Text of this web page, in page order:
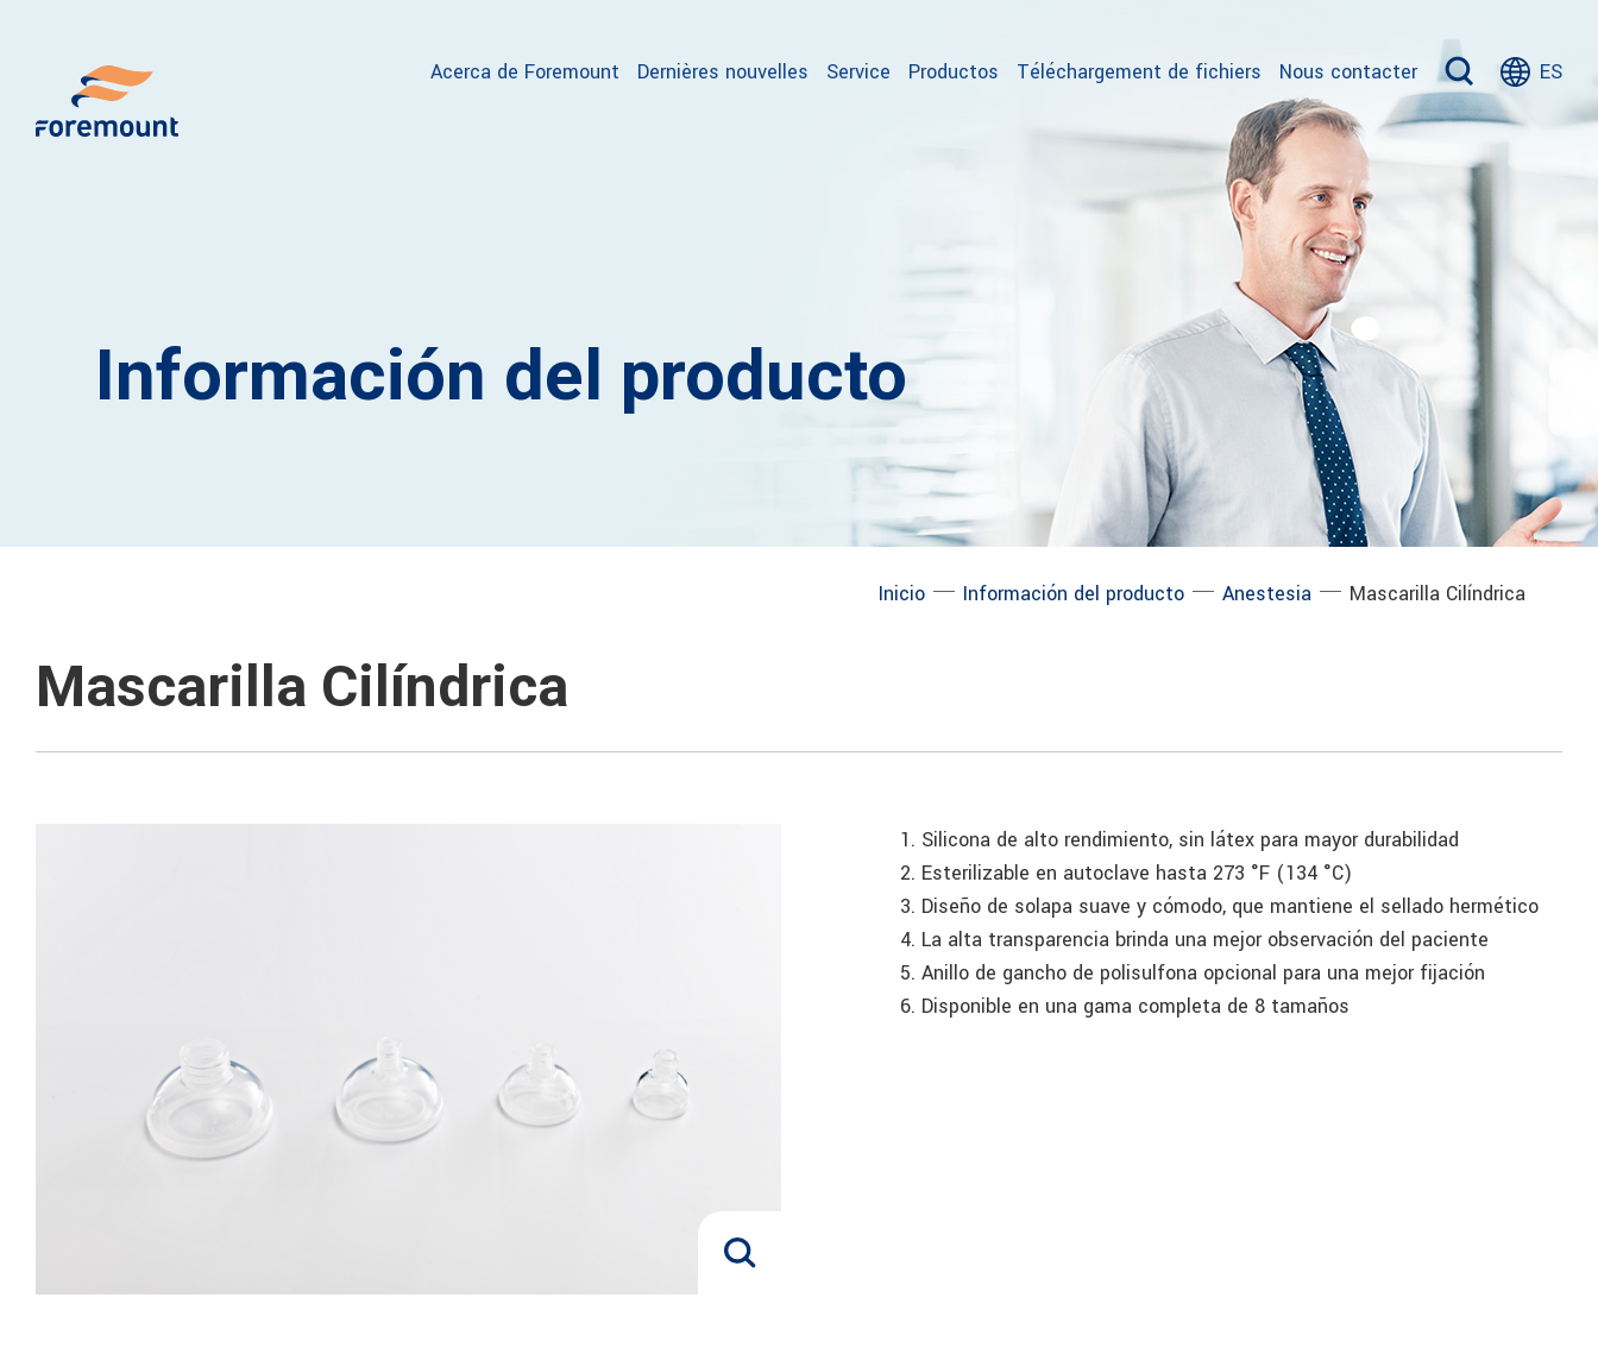
Acerca de Foremount Dernières nouvelles Service Productos Téléchargement de fichiers Nous contacter ES
Información del producto
Inicio ─ Información del producto ─ Anestesia ─ Mascarilla Cilíndrica
Mascarilla Cilíndrica
1. Silicona de alto rendimiento, sin látex para mayor durabilidad
2. Esterilizable en autoclave hasta 273 °F (134 °C)
3. Diseño de solapa suave y cómodo, que mantiene el sellado hermético
4. La alta transparencia brinda una mejor observación del paciente
5. Anillo de gancho de polisulfona opcional para una mejor fijación
6. Disponible en una gama completa de 8 tamaños